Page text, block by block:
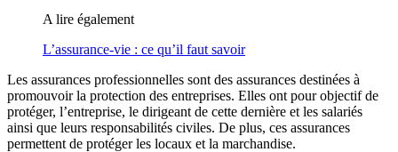
A lire également
L’assurance-vie : ce qu’il faut savoir
Les assurances professionnelles sont des assurances destinées à
promouvoir la protection des entreprises. Elles ont pour objectif de
protéger, l’entreprise, le dirigeant de cette dernière et les salariés
ainsi que leurs responsabilités civiles. De plus, ces assurances
permettent de protéger les locaux et la marchandise.